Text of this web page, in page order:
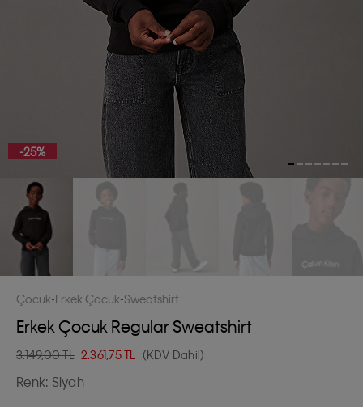
-25%
Çocuk Erkek Çocuk Sweatshirt
Erkek Çocuk Regular Sweatshirt
3.149,00 TL 2.361,75TL (KDV Dahil)
Renk: Siyah